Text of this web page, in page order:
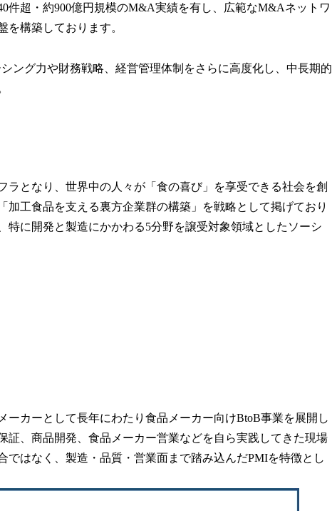
件超・約900億円規模のM&A実績を有し、広範なM&Aネットワ
を構築しております。
ング力や財務戦略、経営管理体制をさらに高度化し、中長期的
ラとなり、世界中の人々が「食の喜び」を享受できる社会を創
加工食品を支える裏方企業群の構築」を戦略として掲げており
特に開発と製造にかかわる5分野を譲受対象領域としたソーシ
ーカーとして長年にわたり食品メーカー向けBtoB事業を展開し
証、商品開発、食品メーカー営業などを自ら実践してきた現場
ではなく、製造・品質・営業面まで踏み込んだPMIを特徴とし